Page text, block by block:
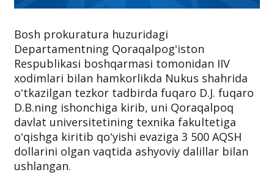
Bosh prokuratura huzuridagi
Departamentning Qoraqalpogʻiston
Respublikasi boshqarmasi tomonidan IIV
xodimlari bilan hamkorlikda Nukus shahrida
oʻtkazilgan tezkor tadbirda fuqaro D.J. fuqaro
D.B.ning ishonchiga kirib, uni Qoraqalpoq
davlat universitetining texnika fakultetiga
oʻqishga kiritib qoʻyishi evaziga 3 500 AQSH
dollarini olgan vaqtida ashyoviy dalillar bilan
ushlangan.